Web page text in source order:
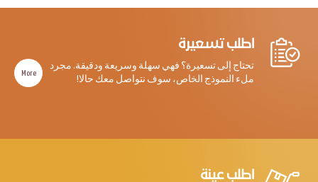
اطلب تسعيرة
تحتاج إلى تسعيرة؟ فهي سهلة وسريعة ودقيقة. مجرد
ملء النموذج الخاص، سوف نتواصل معك حالا!
More
اطلب عينة